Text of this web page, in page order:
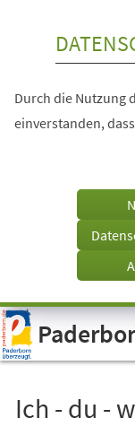
Visuelle
Assistenzsoftware
öffnen.
Durch die Nutzung
einverstanden,
Ich - du -